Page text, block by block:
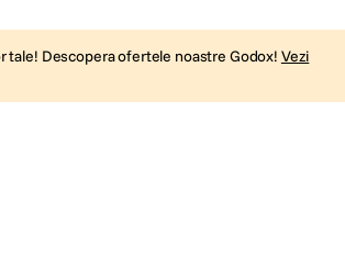
tale! Descopera ofertele noastre Godox! Vezi